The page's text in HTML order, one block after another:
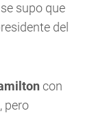
supo que
del
con
pero